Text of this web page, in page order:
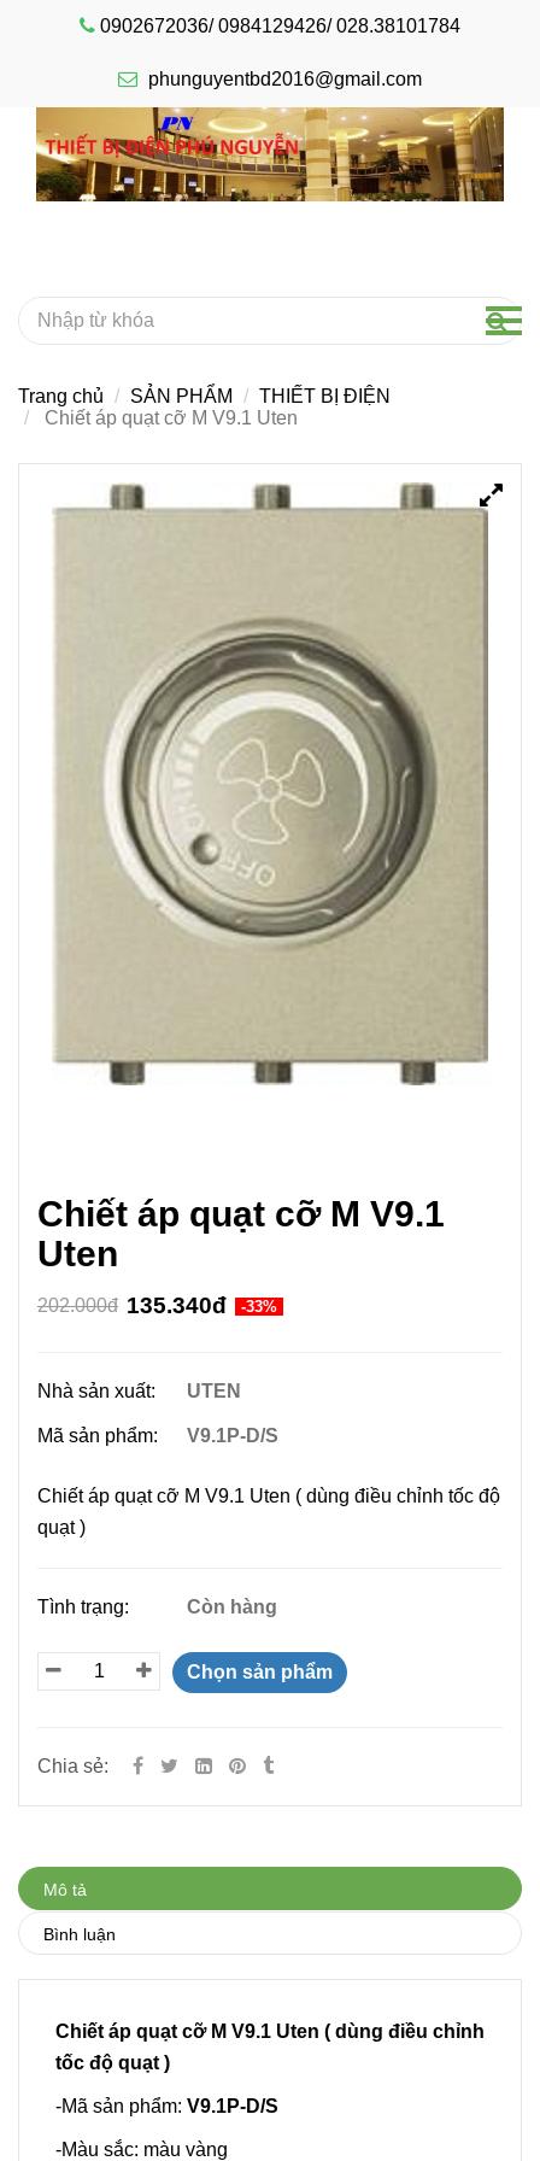
Chiết áp quạt cỡ M V9.1
Uten
202.000đ 135.340đ -33%
Nhà sản xuất: UTEN
Mã sản phẩm: V9.1P-D/S
Chiết áp quạt cỡ M V9.1 Uten ( dùng điều chỉnh tốc độ
quạt )
Tình trạng: Còn hàng
Chọn sản phẩm
Chia sẻ:
Mô tả
Bình luận
Chiết áp quạt cỡ M V9.1 Uten ( dùng điều chỉnh
tốc độ quạt )
-Mã sản phẩm: V9.1P-D/S
-Màu sắc: màu vàng
0902672036/ 0984129426/ 028.38101784
phunguyentbd2016@gmail.com
Trang chủ SẢN PHẨM
THIẾT BỊ ĐIỆN
Chiết áp quạt cỡ M V9.1 Uten